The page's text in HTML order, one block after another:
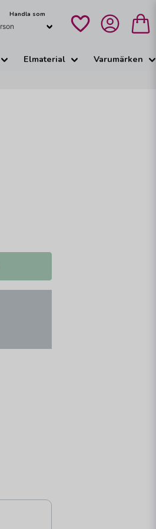
Handla som
Elmaterial Varumärken